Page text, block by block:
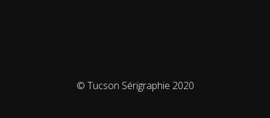
© Tucson Sérigraphie 2020